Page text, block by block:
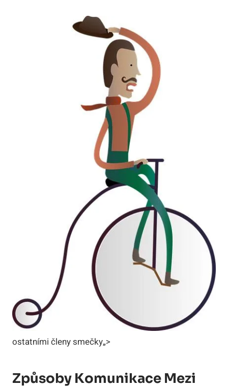
ostatními členy smečky„>
Způsoby Komunikace Mezi